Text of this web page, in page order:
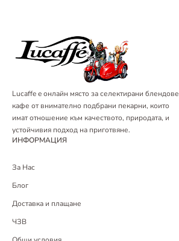
Lucaffe e онлайн място за селектирани блендове
кафе от внимателно подбрани пекарни, които
имат отношение към качеството, природата, и
устойчивия подход на приготвяне.
ИНФОРМАЦИЯ
За Нас
Блог
Доставка и плащане
ЧЗВ